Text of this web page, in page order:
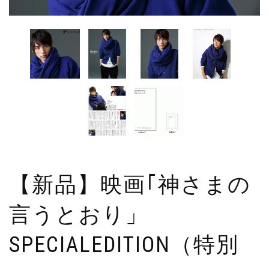
【新品】映画｢神さまの
言うとおり」
SPECIALEDITION（特別